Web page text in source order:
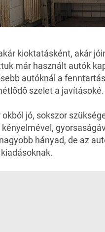
kioktatásként, akár
már használt autók
autóknál a
szelet a javításoké.
jó, sokszor
hányad, de az